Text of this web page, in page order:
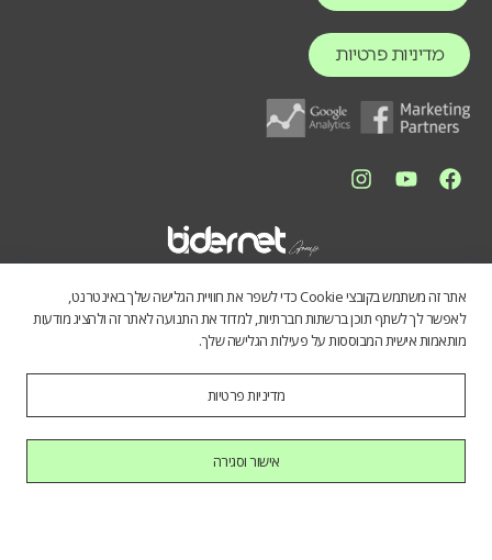
מדיניות פרטיות
התכנים באתר נועדו לספק מידע כללי לציבור הרחב. אין לראות בהם תחליף
במידע הינו על אחריות המשתמש בלבד.
אתר זה משתמש בקובצי Cookie כדי לשפר את חוויית הגלישה שלך באינטרנט,
לאפשר לך לשתף תוכן ברשתות חברתיות, למדוד את התנועה לאתר זה ולהציג מודעות
מותאמות אישית המבוססות על פעילות הגלישה שלך.
מדיניות פרטיות
אישור וסגירה